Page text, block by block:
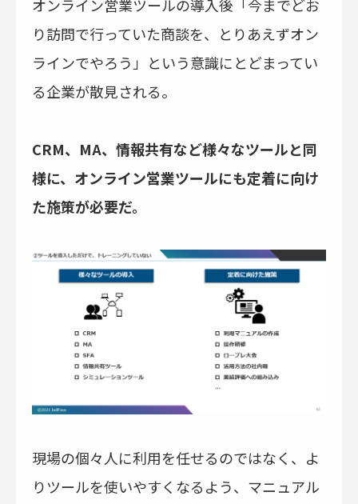
オンライン営業ツールの導入後「今までどお
り訪問で行っていた商談を、とりあえずオン
ラインでやろう」という意識にとどまってい
る企業が散見される。
CRM、MA、情報共有など様々なツールと同
様に、オンライン営業ツールにも定着に向け
た施策が必要だ。
現場の個々人に利用を任せるのではなく、よ
りツールを使いやすくなるよう、マニュアル